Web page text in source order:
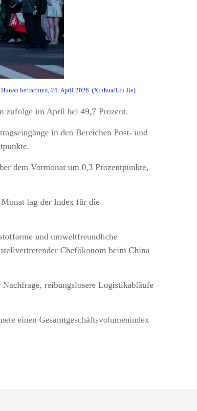
betrachten, 25. April 2026. (Xinhua/Liu Jie)
zufolge im April bei 49,7 Prozent.
in den Bereichen Post- und
dem Vormonat um 0,3 Prozentpunkte,
lag der Index für die
und umweltfreundliche
Chefökonom beim China
reibungslosere Logistikabläufe
einen Gesamtgeschäftsvolumenindex